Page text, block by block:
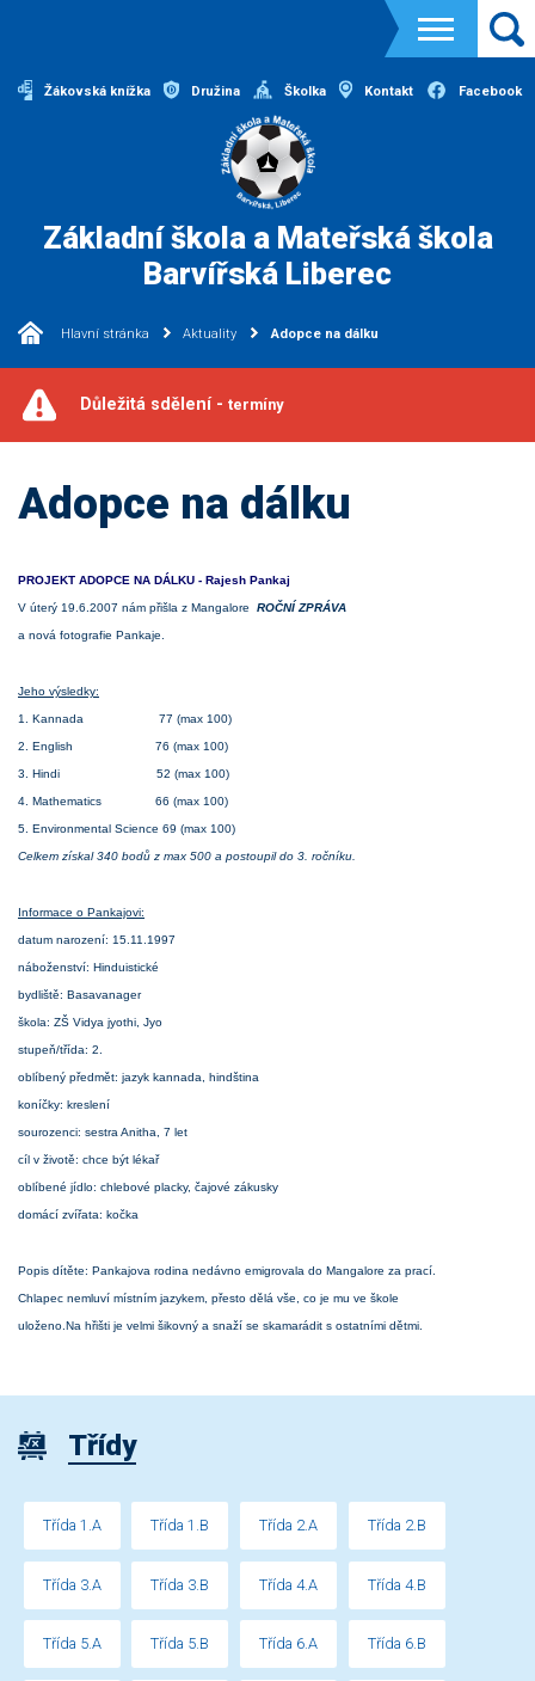
Žákovská knížka Družina Školka Kontakt Facebook
Základní škola a Mateřská škola
Barvířská Liberec
Hlavní stránka Aktuality Adopce na dálku
Důležitá sdělení - termíny
Adopce na dálku
PROJEKT ADOPCE NA DÁLKU - Rajesh Pankaj
V úterý 19.6.2007 nám přišla z Mangalore ROČNÍ ZPRÁVA
a nová fotografie Pankaje.
Jeho výsledky:
1. Kannada 77 (max 100)
2. English 76 (max 100)
3. Hindi 52 (max 100)
4. Mathematics 66 (max 100)
5. Environmental Science 69 (max 100)
Celkem získal 340 bodů z max 500 a postoupil do 3. ročníku.
Informace o Pankajovi:
datum narození: 15.11.1997
náboženství: Hinduistické
bydliště: Basavanager
škola: ZŠ Vidya jyothi, Jyo
stupeň/třída: 2.
oblíbený předmět: jazyk kannada, hindština
koníčky: kreslení
sourozenci: sestra Anitha, 7 let
cíl v životě: chce být lékař
oblíbené jídlo: chlebové placky, čajové zákusky
domácí zvířata: kočka
Popis dítěte: Pankajova rodina nedávno emigrovala do Mangalore za prací.
Chlapec nemluví místním jazykem, přesto dělá vše, co je mu ve škole
uloženo.Na hřišti je velmi šikovný a snaží se skamarádit s ostatními dětmi.
Třídy
Třída 1.A Třída 1.B Třída 2.A Třída 2.B
Třída 3.A Třída 3.B Třída 4.A Třída 4.B
Třída 5.A Třída 5.B Třída 6.A Třída 6.B